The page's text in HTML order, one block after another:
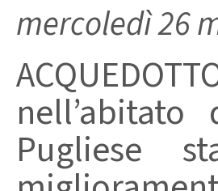
mercoledì 26
Pugliese